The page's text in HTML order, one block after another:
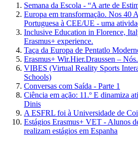
Semana da Escola - “A arte de
Europa em transformação. Nos 40
Portuguesa à CEE/UE - uma
Inclusive Education in Florence,
Erasmus+ experience.
Taça da Europa de Pentatlo
Erasmus+ Wir.Hier.Draussen –
VIBES (Virtual Reality Sports
Schools)
Conversas com Saída - Parte 1
Ciência em ação: 11.º E dinamiza
Dinis
A ESFRL foi à Universidade de
Estágios Erasmus+ VET - Alunos
realizam estágios em Espanha